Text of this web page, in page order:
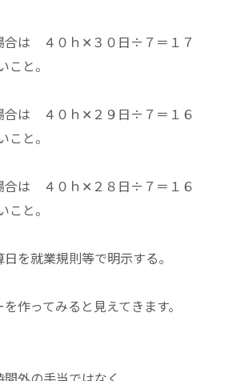
合は ４０ｈ✕３０日÷７＝１７
と。
合は ４０ｈ✕２９日÷７＝１６
と。
合は ４０ｈ✕２８日÷７＝１６
と。
を就業規則等で明示する。
作ってみると見えてきます。